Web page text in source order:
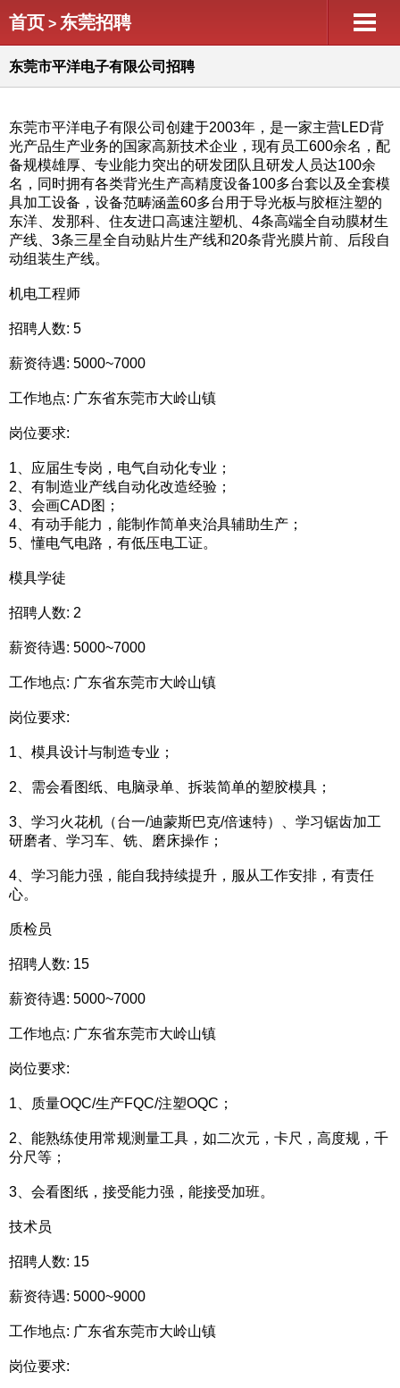
首页 > 东莞招聘
东莞市平洋电子有限公司招聘
东莞市平洋电子有限公司创建于2003年，是一家主营LED背
光产品生产业务的国家高新技术企业，现有员工600余名，配
备规模雄厚、专业能力突出的研发团队且研发人员达100余
名，同时拥有各类背光生产高精度设备100多台套以及全套模
具加工设备，设备范畴涵盖60多台用于导光板与胶框注塑的
东洋、发那科、住友进口高速注塑机、4条高端全自动膜材生
产线、3条三星全自动贴片生产线和20条背光膜片前、后段自
动组装生产线。
机电工程师
招聘人数: 5
薪资待遇: 5000~7000
工作地点: 广东省东莞市大岭山镇
岗位要求:
1、应届生专岗，电气自动化专业；
2、有制造业产线自动化改造经验；
3、会画CAD图；
4、有动手能力，能制作简单夹治具辅助生产；
5、懂电气电路，有低压电工证。
模具学徒
招聘人数: 2
薪资待遇: 5000~7000
工作地点: 广东省东莞市大岭山镇
岗位要求:
1、模具设计与制造专业；
2、需会看图纸、电脑录单、拆装简单的塑胶模具；
3、学习火花机（台一/迪蒙斯巴克/倍速特）、学习锯齿加工
研磨者、学习车、铣、磨床操作；
4、学习能力强，能自我持续提升，服从工作安排，有责任
心。
质检员
招聘人数: 15
薪资待遇: 5000~7000
工作地点: 广东省东莞市大岭山镇
岗位要求:
1、质量OQC/生产FQC/注塑OQC；
2、能熟练使用常规测量工具，如二次元，卡尺，高度规，千
分尺等；
3、会看图纸，接受能力强，能接受加班。
技术员
招聘人数: 15
薪资待遇: 5000~9000
工作地点: 广东省东莞市大岭山镇
岗位要求: